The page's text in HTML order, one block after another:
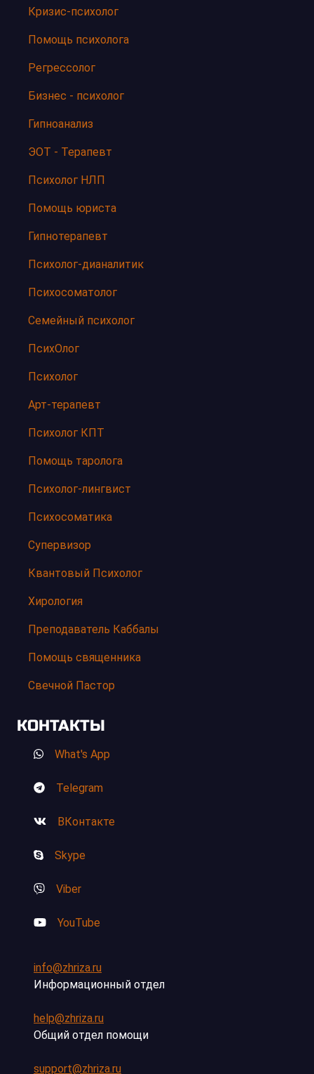
Кризис-психолог
Помощь психолога
Регрессолог
Бизнес - психолог
Гипноанализ
ЭОТ - Терапевт
Психолог НЛП
Помощь юриста
Гипнотерапевт
Психолог-дианалитик
Психосоматолог
Семейный психолог
ПсихОлог
Психолог
Арт-терапевт
Психолог КПТ
Помощь таролога
Психолог-лингвист
Психосоматика
Супервизор
Квантовый Психолог
Хирология
Преподаватель Каббалы
Помощь священника
Свечной Пастор
КОНТАКТЫ
What's App
Telegram
ВКонтакте
Skype
Viber
YouTube
info@zhriza.ru
Информационный отдел
help@zhriza.ru
Общий отдел помощи
support@zhriza.ru